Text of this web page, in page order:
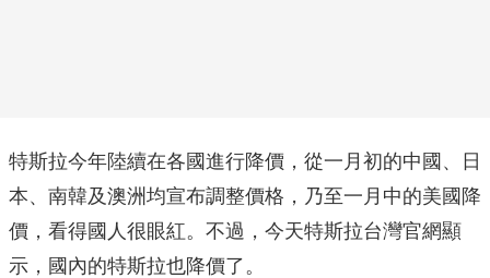
特斯拉今年陸續在各國進行降價，從一月初的中國、日
本、南韓及澳洲均宣布調整價格，乃至一月中的美國降
價，看得國人很眼紅。不過，今天特斯拉台灣官網顯
示，國內的特斯拉也降價了。